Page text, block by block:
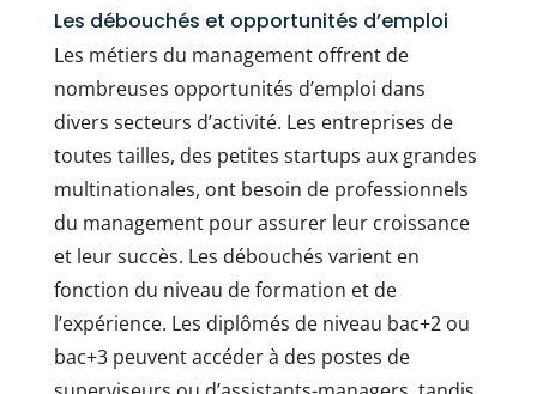
Les débouchés et opportunités d’emploi
Les métiers du management offrent de
nombreuses opportunités d’emploi dans
divers secteurs d’activité. Les entreprises de
toutes tailles, des petites startups aux grandes
multinationales, ont besoin de professionnels
du management pour assurer leur croissance
et leur succès. Les débouchés varient en
fonction du niveau de formation et de
l’expérience. Les diplômés de niveau bac+2 ou
bac+3 peuvent accéder à des postes de